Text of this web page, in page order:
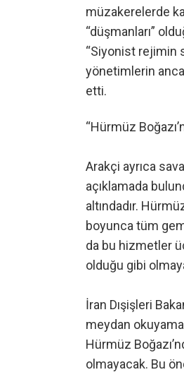
müzakerelerde
“düşmanları”
“Siyonist rejimin
yönetimlerin
etti.
“Hürmüz
Arakçi ayrıca
açıklamada
altındadır.
boyunca tüm
da bu hizmetler
olduğu gibi
İran Dışişleri
meydan
Hürmüz
olmayacak. Bu